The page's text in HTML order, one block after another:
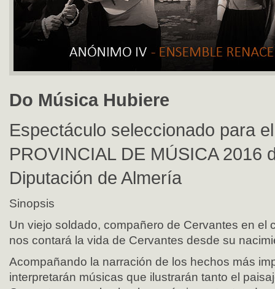
Do Música Hubiere
Espectáculo seleccionado para
PROVINCIAL DE MÚSICA 2016
Diputación de Almería
Sinopsis
Un viejo soldado, compañero de Cervantes en el
nos contará la vida de Cervantes desde su
Acompañando la narración de los hechos más
interpretarán músicas que ilustrarán tanto el